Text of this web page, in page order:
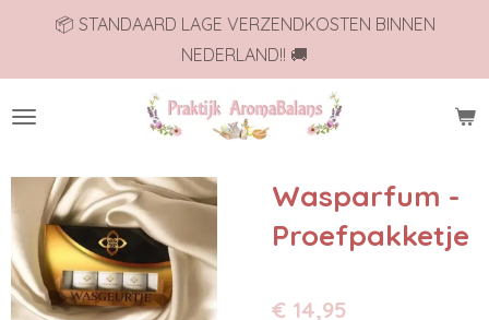
de
📦 STANDAARD LAGE VERZENDKOSTEN BINNEN
NEDERLAND!! 🚚
Wasparfum -
Proefpakketje
€ 14,95